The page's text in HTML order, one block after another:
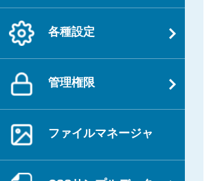
各種設定
管理権限
ファイルマネージャ